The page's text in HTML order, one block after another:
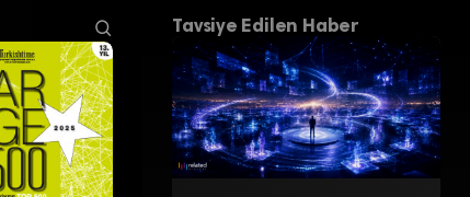
Tavsiye Edilen Haber